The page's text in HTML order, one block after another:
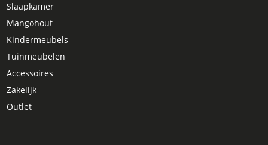
Slaapkamer
Mangohout
Kindermeubels
Tuinmeubelen
Accessoires
Zakelijk
Outlet